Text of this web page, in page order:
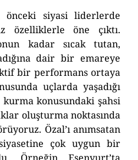
önceki siyasi liderlerde
özelliklerle öne çıktı.
kadar sıcak tutan,
dair bir emareye
bir performans ortaya
uçlarda yaşadığı
konusundaki şahsi
oluşturma noktasında
Özal’ı anımsatan
çok uygun bir